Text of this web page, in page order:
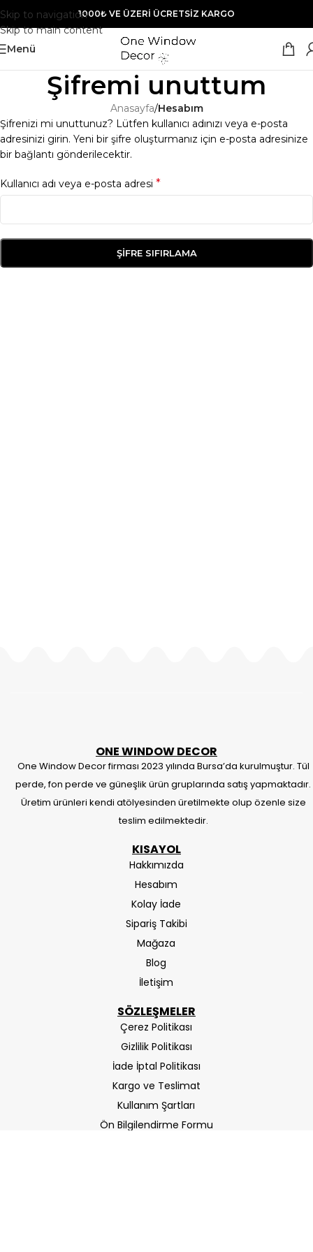
Skip to navigation
Skip to main content
1000₺ VE ÜZERİ ÜCRETSİZ KARGO
Menü
Şifremi unuttum
Anasayfa/Hesabım
Şifrenizi mi unuttunuz? Lütfen kullanıcı adınızı veya e-posta
adresinizi girin. Yeni bir şifre oluşturmanız için e-posta adresinize
bir bağlantı gönderilecektir.
Kullanıcı adı veya e-posta adresi *
ŞIFRE SIFIRLAMA
ONE WINDOW DECOR
One Window Decor firması 2023 yılında Bursa’da kurulmuştur. Tül
perde, fon perde ve güneşlik ürün gruplarında satış yapmaktadır.
Üretim ürünleri kendi atölyesinden üretilmekte olup özenle size
teslim edilmektedir.
KISAYOL
Hakkımızda
Hesabım
Kolay İade
Sipariş Takibi
Mağaza
Blog
İletişim
SÖZLEŞMELER
Çerez Politikası
Gizlilik Politikası
İade İptal Politikası
Kargo ve Teslimat
Kullanım Şartları
Ön Bilgilendirme Formu